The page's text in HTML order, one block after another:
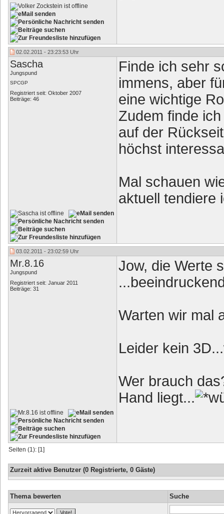
02.02.2011 - 23:23:53 Uhr
Sascha
Jungspund
SPCGP
Registriert seit: Oktober 2007
Beiträge: 46
Finde ich sehr
immens, aber
eine wichtige
Zudem finde
auf der
höchst
Mal schauen
aktuell tendiere
03.02.2011 - 23:02:59 Uhr
Mr.8.16
Jungspund
Registriert seit: Januar 2011
Beiträge: 31
Jow, die Werte
Warten wir mal
Leider kein
Wer brauch
Hand liegt...
Seiten (1): [1]
Zurzeit aktive Benutzer (0 Registrierte, 0 Gäste)
Thema bewerten Suche